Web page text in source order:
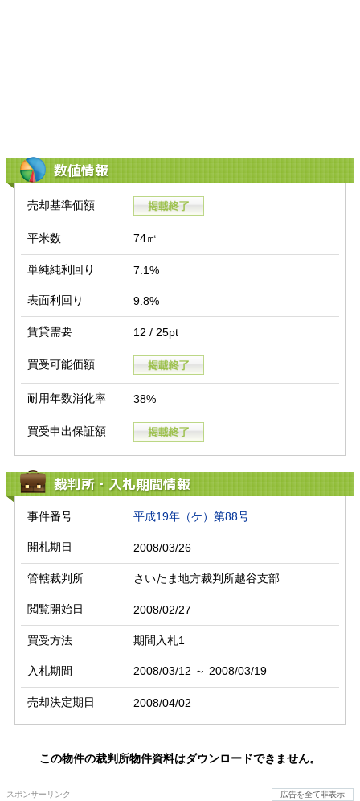
数値情報
売却基準価額
平米数 74㎡
単純純利回り 7.1%
表面利回り 9.8%
賃貸需要 12 / 25pt
買受可能価額
耐用年数消化率 38%
買受申出保証額
裁判所・入札期間情報
事件番号 平成19年（ケ）第88号
開札期日 2008/03/26
管轄裁判所 さいたま地方裁判所越谷支部
閲覧開始日 2008/02/27
買受方法 期間入札1
入札期間 2008/03/12 ～ 2008/03/19
売却決定期日 2008/04/02
この物件の裁判所物件資料はダウンロードできません。
スポンサーリンク 広告を全て非表示